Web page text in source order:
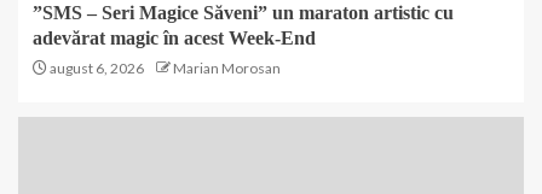
”SMS – Seri Magice Săveni” un maraton artistic cu
adevărat magic în acest Week-End
august 6, 2026 Marian Morosan